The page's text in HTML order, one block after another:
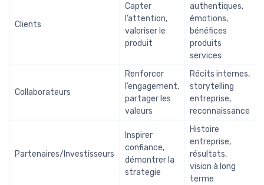
Clients
Capter
l’attention,
valoriser le
produit
authentiques,
émotions,
bénéfices
produits
services
Collaborateurs
Renforcer
l’engagement,
partager les
valeurs
Récits internes,
storytelling
entreprise,
reconnaissance
Partenaires/Investisseurs
Inspirer
confiance,
démontrer la
strategie
Histoire
entreprise,
résultats,
vision à long
terme